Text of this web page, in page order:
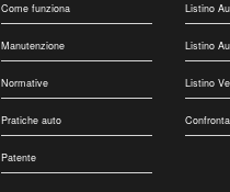
Come funziona
Manutenzione
Normative
Pratiche auto
Patente
Listino
Listino
Listino